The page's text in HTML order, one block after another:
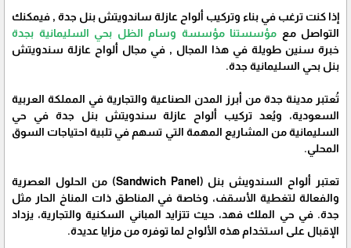
إذا كنت ترغب في بناء وتركيب ألواح عازلة ساندويتش بنل جدة , فيمكنك
التواصل مع مؤسستنا مؤسسة وسام الظل بحي السليمانية بجدة
خبرة سنين طويلة في هذا المجال , في مجال ألواح عازلة سندويتش
بنل بحي السليمانية جدة.
تُعتبر مدينة جدة من أبرز المدن الصناعية والتجارية في المملكة العربية
السعودية، ويُعد تركيب ألواح عازلة سندويتش بنل جدة في حي
السليمانية من المشاريع المهمة التي تسهم في تلبية احتياجات السوق
المحلي.
تعتبر ألواح السندويش بنل (Sandwich Panel) من الحلول العصرية
والفعالة لتغطية الأسقف، وخاصة في المناطق ذات المناخ الحار مثل
جدة. في حي الملك فهد، حيث تتزايد المباني السكنية والتجارية، يزداد
الإقبال على استخدام هذه الألواح لما توفره من مزايا عديدة.